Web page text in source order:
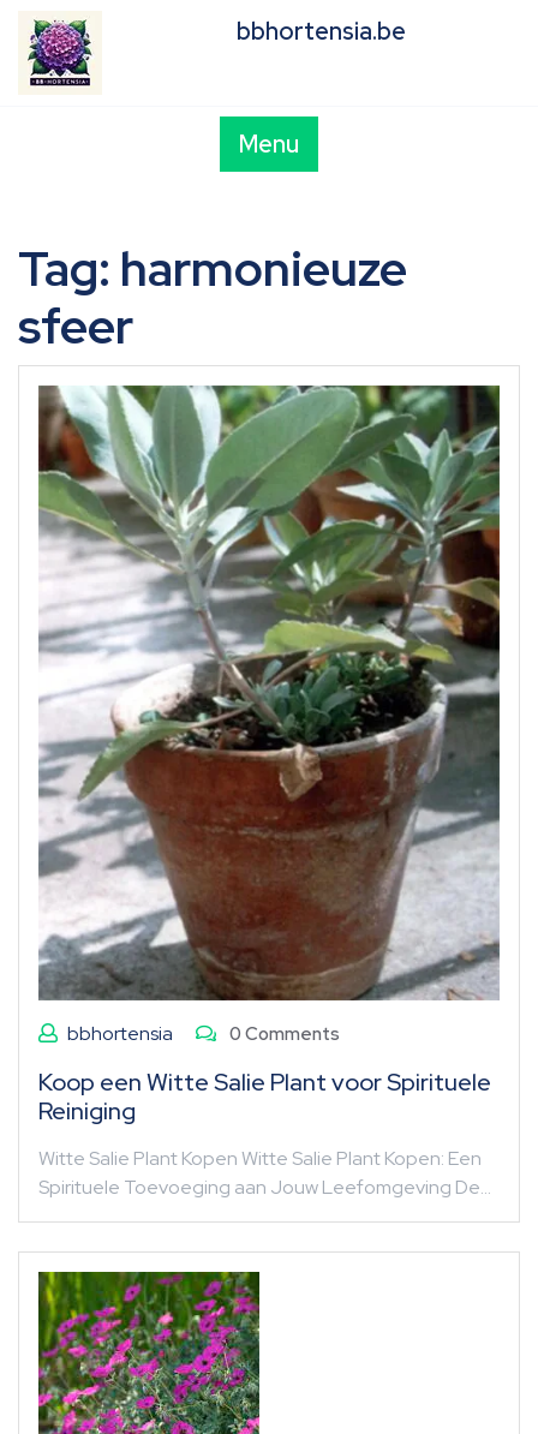
content
bbhortensia.be
Menu
Tag: harmonieuze
sfeer
bbhortensia 0 Comments
Koop een Witte Salie Plant voor Spirituele
Reiniging
Witte Salie Plant Kopen Witte Salie Plant Kopen: Een
Spirituele Toevoeging aan Jouw Leefomgeving De…